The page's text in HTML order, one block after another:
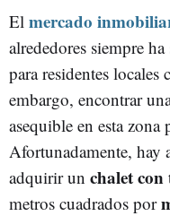
El mercado
alrededores siempre
para residentes locales
embargo, encontrar
asequible en esta
Afortunadamente, hay
adquirir un chalet
metros cuadrados por